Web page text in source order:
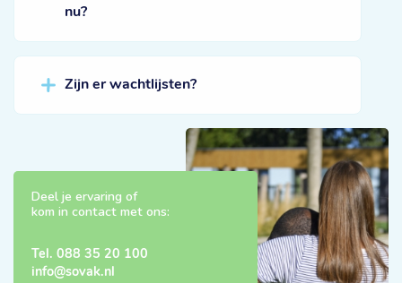
nu?
Zijn er wachtlijsten?
Deel je ervaring of
kom in contact met ons:
Tel. 088 35 20 100
info@sovak.nl